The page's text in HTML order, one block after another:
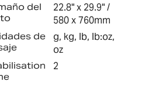
del
22.8" x 29.9" /
580 x 760mm
de
g, kg, lb, lb:oz,
oz
2